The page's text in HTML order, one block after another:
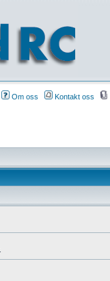
Om oss Kontakt oss